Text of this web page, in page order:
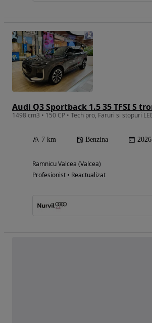
7 km Benzina 2026
Ramnicu Valcea (Valcea)
Profesionist • Reactualizat